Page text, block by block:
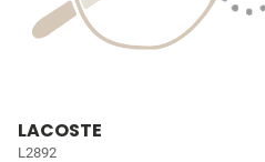
LACOSTE
L2892